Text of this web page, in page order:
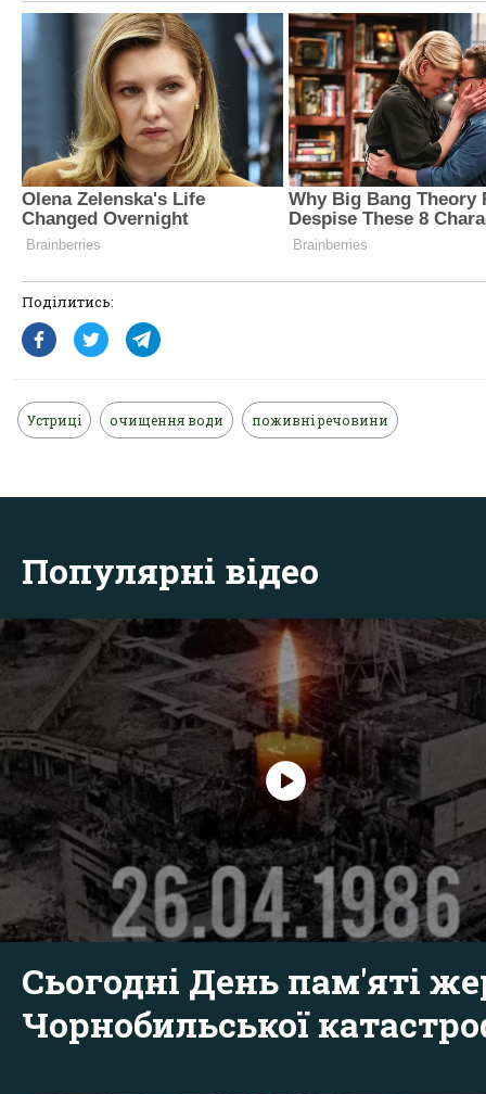
Поділитись:
Устриці очищення води поживні речовини
Популярні відео
Сьогодні День пам'яті
Чорнобильської